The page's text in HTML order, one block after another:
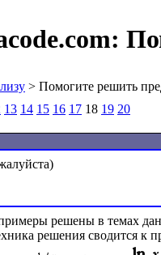
> Помогите решить
13 14 15 16 17 18 19 20
решены в темах
решения сводится